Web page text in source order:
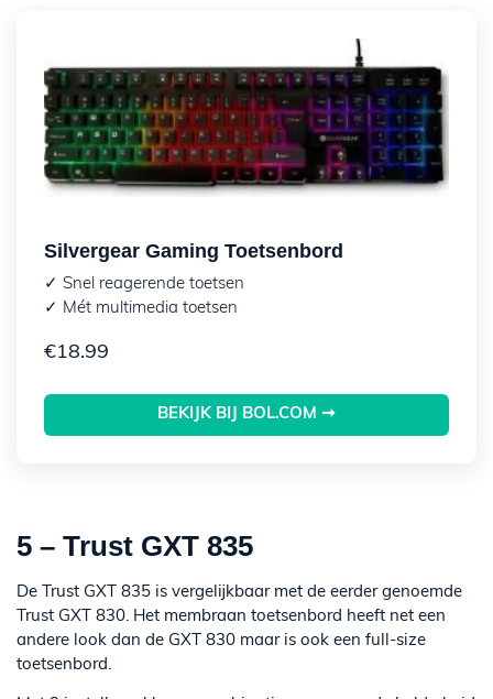
Silvergear Gaming Toetsenbord
✓ Snel reagerende toetsen
✓ Mét multimedia toetsen
€18.99
BEKIJK BIJ BOL.COM ➞
5 – Trust GXT 835
De Trust GXT 835 is vergelijkbaar met de eerder genoemde
Trust GXT 830. Het membraan toetsenbord heeft net een
andere look dan de GXT 830 maar is ook een full-size
toetsenbord.